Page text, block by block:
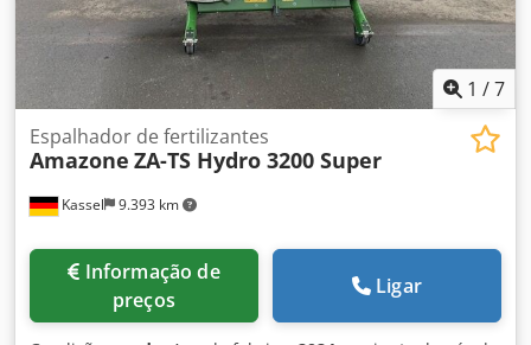
1 /7
Kassel 9.393 km
Espalhador de fertilizantes
Amazone ZA-TS Hydro 3200 Super
preços
Ligar